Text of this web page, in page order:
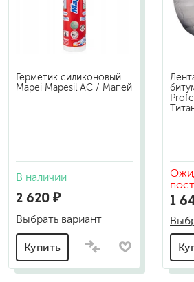
Герметик силиконовый
Mapei Mapesil AC / Мапей
В наличии
2 620 ₽
Выбрать вариант
Купить
1